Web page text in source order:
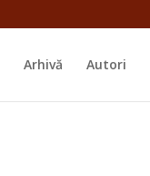
Arhivă Autori